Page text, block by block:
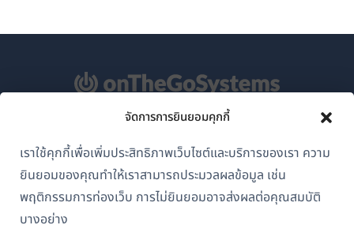
จัดการการยินยอมคุกกี้
เราใช้คุกกี้เพื่อเพิ่มประสิทธิภาพเว็บไซต์และบริการของเรา ความ
ยินยอมของคุณทำให้เราสามารถประมวลผลข้อมูล เช่น
พฤติกรรมการท่องเว็บ การไม่ยินยอมอาจส่งผลต่อคุณสมบัติ
บางอย่าง
GDPR และนโยบายความเป็นส่วนตัว
เข้าร่วมทีมของเรา(เปิด